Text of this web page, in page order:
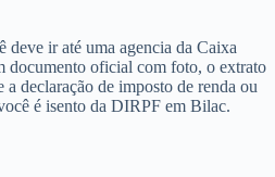
deve ir até uma agencia da Caixa
documento oficial com foto, o extrato
declaração de imposto de renda ou
é isento da DIRPF em Bilac.